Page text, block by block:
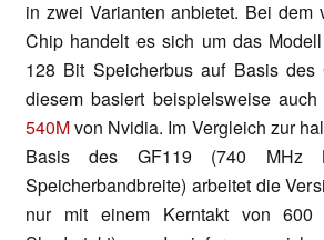
in zwei Varianten anbietet. Bei dem
Chip handelt es sich um das
128 Bit Speicherbus auf Basis des
diesem basiert beispielsweise
540Mvon Nvidia. Im Vergleich zur
Basis des GF119 (740 MHz
Speicherbandbreite) arbeitet die
nur mit einem Kerntakt von 600